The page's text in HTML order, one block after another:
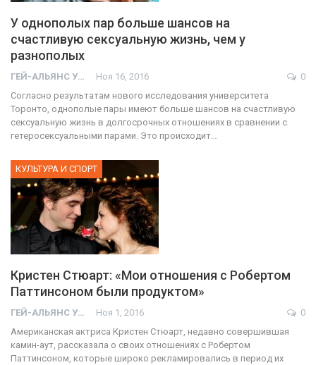
У однополых пар больше шансов на
счастливую сексуальную жизнь, чем у
разнополых
ГЕЙ-АЛЬЯНС УКРАИНА Ноя 16, 2016
0
Согласно результатам нового исследования университета
Торонто, однополые пары имеют больше шансов на счастливую
сексуальную жизнь в долгосрочных отношениях в сравнении с
гетеросексуальными парами. Это происходит…
КУЛЬТУРА И СПОРТ
Кристен Стюарт: «Мои отношения с Робертом
Паттинсоном были продуктом»
ГЕЙ-АЛЬЯНС УКРАИНА Ноя 1, 2016
0
Американская актриса Кристен Стюарт, недавно совершившая
камин-аут, рассказала о своих отношениях с Робертом
Паттинсоном, которые широко рекламировались в период их